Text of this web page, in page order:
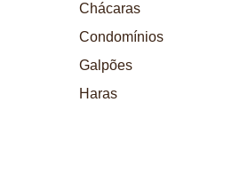
Chácaras
Condomínios
Galpões
Haras